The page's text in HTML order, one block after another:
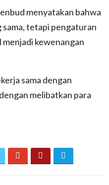
menyatakan bahwa
sama, tetapi pengaturan
menjadi kewenangan
sama dengan
melibatkan para